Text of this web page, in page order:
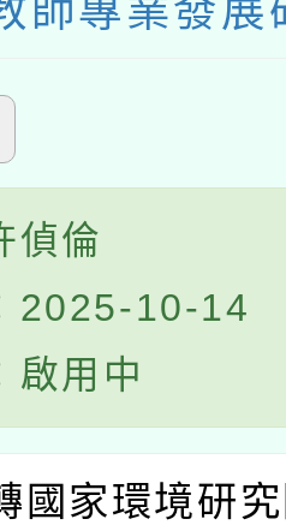
師專業發展
偵倫
2025-10-14
啟用中
國家環境研